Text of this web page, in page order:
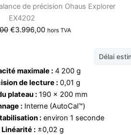
de précision Ohaus Explorer
EX4202
Le
€4.440,00.
€3.996,00Le
€3.996,00.
hors TVA
Délai
maximale :4200 g
de lecture : 0,01 g
plateau : 190 × 200 mm
: Interne (AutoCal™)
: environ 1 seconde
Linéarité : ±0,02 g